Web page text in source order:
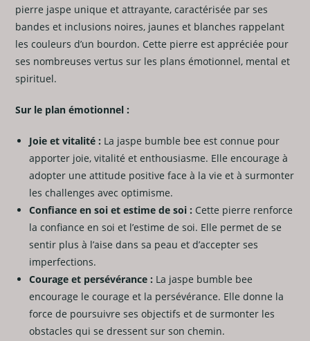
pierre jaspe unique et attrayante, caractérisée par ses
bandes et inclusions noires, jaunes et blanches rappelant
les couleurs d’un bourdon. Cette pierre est appréciée pour
ses nombreuses vertus sur les plans émotionnel, mental et
spirituel.
Sur le plan émotionnel :
Joie et vitalité : La jaspe bumble bee est connue pour
apporter joie, vitalité et enthousiasme. Elle encourage à
adopter une attitude positive face à la vie et à surmonter
les challenges avec optimisme.
Confiance en soi et estime de soi : Cette pierre renforce
la confiance en soi et l’estime de soi. Elle permet de se
sentir plus à l’aise dans sa peau et d’accepter ses
imperfections.
Courage et persévérance : La jaspe bumble bee
encourage le courage et la persévérance. Elle donne la
force de poursuivre ses objectifs et de surmonter les
obstacles qui se dressent sur son chemin.